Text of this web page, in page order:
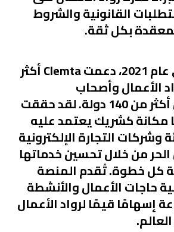
القانونية والشروط
بكل ثقة.
منذ إنشائها في عام 2021، دعمت Clemta أكثر
رواد الأعمال وأصحاب
المشروعات من أكثر من 140 دولة. لقد حققت
مكانة كشريك يعتمد عليه
وشركات التجارة الإلكترونية
من خلال تحسين خدماتها
كل خطوة. تُقدم المنصة
حاجات الأعمال والأنشطة
إسهامًا قيمًا لرواد الأعمال